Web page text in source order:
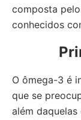
composta
conhecidos
O ômega-3 é
que se
além